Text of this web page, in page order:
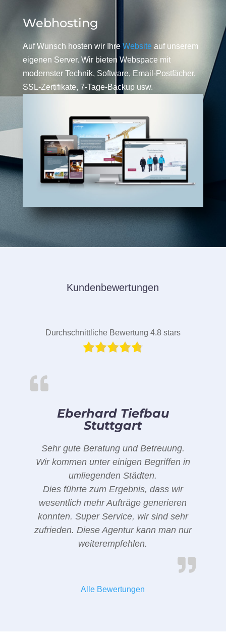
Webhosting
Auf Wunsch hosten wir Ihre Website auf unserem
eigenen Server. Wir bieten Webspace mit
modernster Technik, Software, Email-Postfächer,
SSL-Zertifikate, 7-Tage-Backup usw.
Kundenbewertungen
Durchschnittliche Bewertung 4.8 stars
Eberhard Tiefbau
Stuttgart
Sehr gute Beratung und Betreuung.
Wir kommen unter einigen Begriffen in
umliegenden Städten.
Dies führte zum Ergebnis, dass wir
wesentlich mehr Aufträge generieren
konnten. Super Service, wir sind sehr
zufrieden. Diese Agentur kann man nur
weiterempfehlen.
Alle Bewertungen